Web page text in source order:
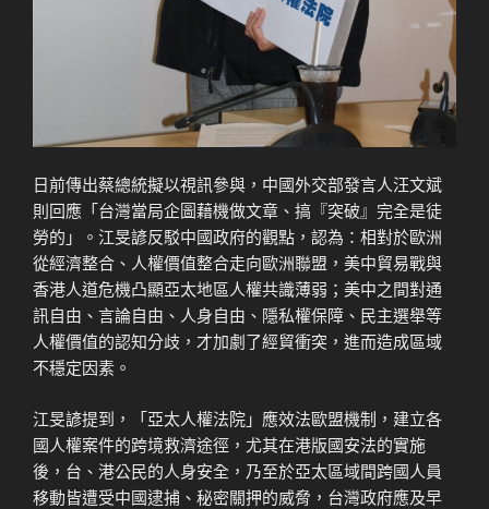
日前傳出蔡總統擬以視訊參與，中國外交部發言人汪文斌
則回應「台灣當局企圖藉機做文章、搞『突破』完全是徒
勞的」。江旻諺反駁中國政府的觀點，認為：相對於歐洲
從經濟整合、人權價值整合走向歐洲聯盟，美中貿易戰與
香港人道危機凸顯亞太地區人權共識薄弱；美中之間對通
訊自由、言論自由、人身自由、隱私權保障、民主選舉等
人權價值的認知分歧，才加劇了經貿衝突，進而造成區域
不穩定因素。
江旻諺提到，「亞太人權法院」應效法歐盟機制，建立各
國人權案件的跨境救濟途徑，尤其在港版國安法的實施
後，台、港公民的人身安全，乃至於亞太區域間跨國人員
移動皆遭受中國逮捕、秘密關押的威脅，台灣政府應及早